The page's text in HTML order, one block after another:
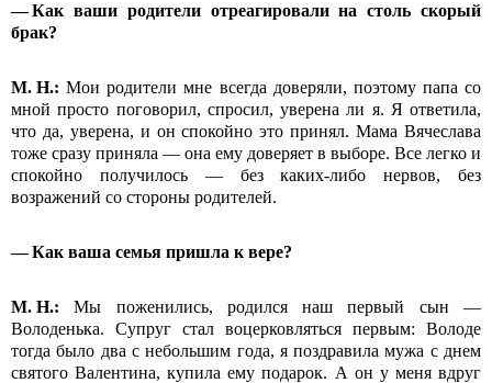
— Как ваши родители отреагировали на столь скорый
брак?
М. Н.: Мои родители мне всегда доверяли, поэтому папа со
мной просто поговорил, спросил, уверена ли я. Я ответила,
что да, уверена, и он спокойно это принял. Мама Вячеслава
тоже сразу приняла — она ему доверяет в выборе. Все легко и
спокойно получилось — без каких-либо нервов, без
возражений со стороны родителей.
— Как ваша семья пришла к вере?
М. Н.: Мы поженились, родился наш первый сын —
Володенька. Супруг стал воцерковляться первым: Володе
тогда было два с небольшим года, я поздравила мужа с днем
святого Валентина, купила ему подарок. А он у меня вдруг